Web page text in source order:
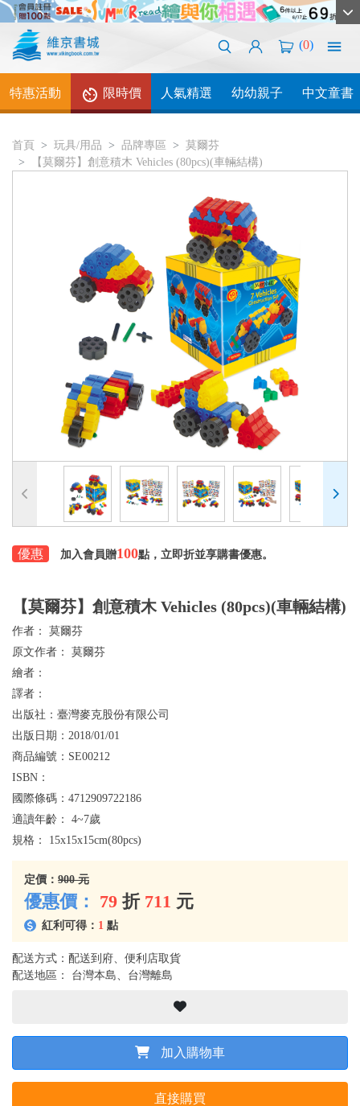
(0)
特惠活動 限時價 人氣精選 幼幼親子 中文童書
首頁 玩具/用品 品牌專區
莫爾芬
【莫爾芬】創意積木 Vehicles (80pcs)(車輛結構)
優惠 加入會員贈100點，立即折並享購書優惠。
【莫爾芬】創意積木 Vehicles (80pcs)(車輛結構)
作者： 莫爾芬
原文作者： 莫爾芬
繪者：
譯者：
出版社： 臺灣麥克股份有限公司
出版日期： 2018/01/01
商品編號： SE00212
ISBN：
國際條碼： 4712909722186
適讀年齡： 4~7歲
規格： 15x15x15cm(80pcs)
定價： 900 元
優惠價： 79 折 711 元
紅利可得： 1 點
配送方式：配送到府、便利店取貨
配送地區： 台灣本島、台灣離島
加入購物車
直接購買